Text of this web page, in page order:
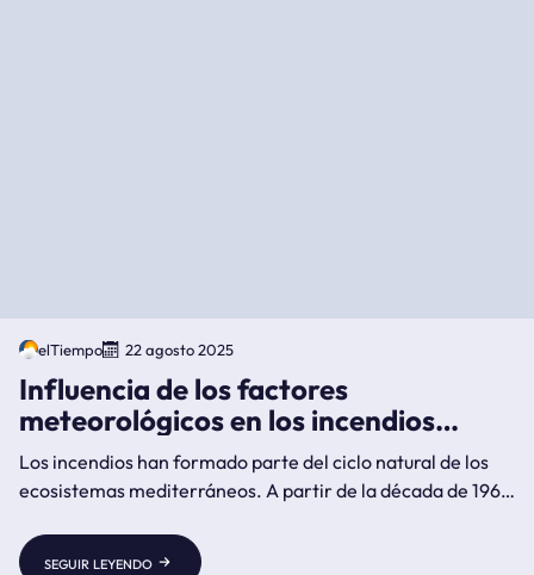
elTiempo 22 agosto 2025
Influencia de los factores
meteorológicos en los incendios
forestales
Los incendios han formado parte del ciclo natural de los
ecosistemas mediterráneos. A partir de la década de 1960
de superficie quemada aumentó de forma continua.
seguir leyendo